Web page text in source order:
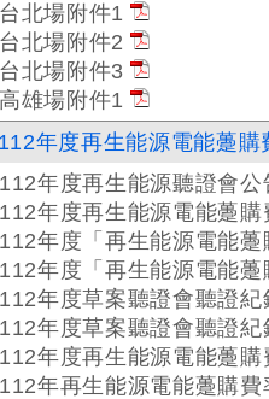
北場附件1
北場附件2
北場附件3
雄場附件1
年度再生能源電能躉
年度再生能源聽證會公
年度再生能源電能躉購
年度「再生能源電能
年度「再生能源電能
年度草案聽證會聽證
年度草案聽證會聽證
年度再生能源電能躉
年再生能源電能躉購